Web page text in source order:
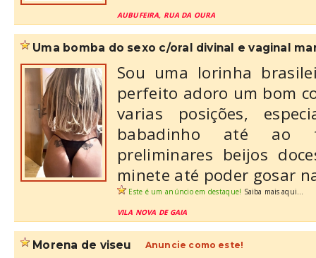
AUBUFEIRA, RUA DA OURA
uma bomba do sexo c/oral divinal e vaginal
Sou uma lorinha
perfeito adoro um bom
varias posições,
babadinho até ao
preliminares beijos
minete até poder gosar
Este é um anúncio em destaque! Saiba mais aqui...
VILA NOVA DE GAIA
morena de viseu Anuncie como este!